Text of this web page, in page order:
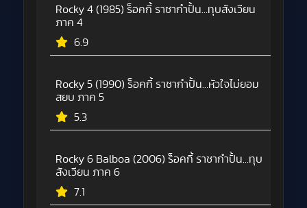
Rocky 4 (1985) ร็อคกี้ ราชากำปั้น…ทุบสังเวียน
ภาค 4
6.9
Rocky 5 (1990) ร็อคกี้ ราชากำปั้น…หัวใจไม่ยอม
สยบ ภาค 5
5.3
Rocky 6 Balboa (2006) ร็อคกี้ ราชากำปั้น…ทุบ
สังเวียน ภาค 6
7.1